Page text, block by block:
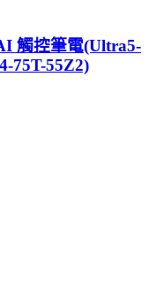
觸控筆電(Ultra5-
75T-55Z2)